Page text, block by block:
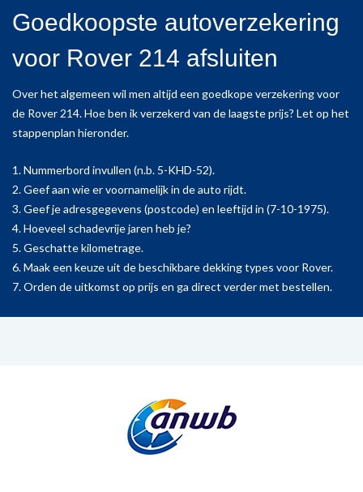
Goedkoopste autoverzekering
voor Rover 214 afsluiten
Over het algemeen wil men altijd een goedkope verzekering voor
de Rover 214. Hoe ben ik verzekerd van de laagste prijs? Let op het
stappenplan hieronder.
1. Nummerbord invullen (n.b. 5-KHD-52).
2. Geef aan wie er voornamelijk in de auto rijdt.
3. Geef je adresgegevens (postcode) en leeftijd in (7-10-1975).
4. Hoeveel schadevrije jaren heb je?
5. Geschatte kilometrage.
6. Maak een keuze uit de beschikbare dekking types voor Rover.
7. Orden de uitkomst op prijs en ga direct verder met bestellen.